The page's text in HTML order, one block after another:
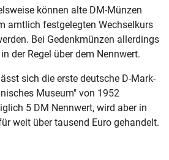
können alte DM-Münzen
amtlich festgelegten Wechselkurs
Bei Gedenkmünzen allerdings
der Regel über dem Nennwert.
sich die erste deutsche D-Mark-
Museum" von 1952
5 DM Nennwert, wird aber in
weit über tausend Euro gehandelt.